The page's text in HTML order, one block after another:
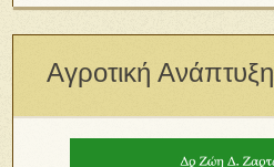
Αγροτική Ανάπτυξη